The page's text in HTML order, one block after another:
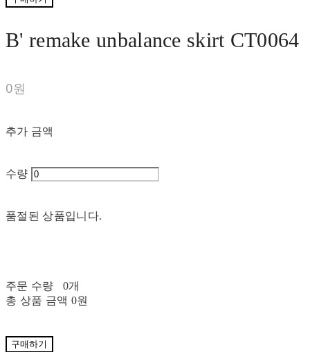
B' remake unbalance skirt CT0064
0원
추가 금액
수량
품절된 상품입니다.
주문 수량
0개
총 상품 금액 0원
구매하기